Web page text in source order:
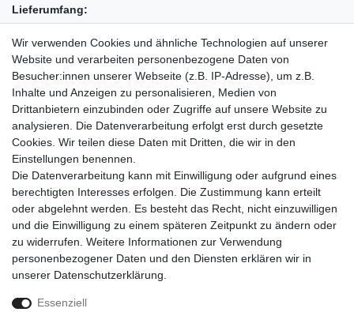
Lieferumfang:
• 1x Gartenbank Kesser
• 1x Betriebsanleitung
• 1x Abdeckung
Einkaufen
Zahlungsarten
Versandarten & -kosten
Warenkorb
Kasse
Widerrufsrecht
Mein Konto
Anmelden
Registrieren
Wir verwenden Cookies und ähnliche Technologien auf unserer
Website und verarbeiten personenbezogene Daten von
Besucher:innen unserer Webseite (z.B. IP-Adresse), um z.B.
Inhalte und Anzeigen zu personalisieren, Medien von
Drittanbietern einzubinden oder Zugriffe auf unsere Website zu
analysieren. Die Datenverarbeitung erfolgt erst durch gesetzte
Cookies. Wir teilen diese Daten mit Dritten, die wir in den
Einstellungen benennen.
Die Datenverarbeitung kann mit Einwilligung oder aufgrund eines
berechtigten Interesses erfolgen. Die Zustimmung kann erteilt
oder abgelehnt werden. Es besteht das Recht, nicht einzuwilligen
und die Einwilligung zu einem späteren Zeitpunkt zu ändern oder
zu widerrufen. Weitere Informationen zur Verwendung
personenbezogener Daten und den Diensten erklären wir in
unserer Daten­schutz­erklärung
Essenziell